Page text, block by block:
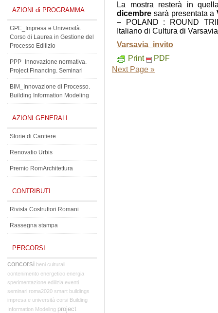
La mostra resterà in
dicembre sarà presentata a
– POLAND : ROUND
Italiano di Cultura di
Varsavia_invito
Print
PDF
Next Page »
AZIONI di PROGRAMMA
GPE_Impresa e Università.
Corso di Laurea in Gestione del
Processo Edilizio
PPP_Innovazione normativa.
Project Financing. Seminari
BIM_Innovazione di Processo.
Building Information Modeling
AZIONI GENERALI
Storie di Cantiere
Renovatio Urbis
Premio RomArchitettura
CONTRIBUTI
Rivista Costruttori Romani
Rassegna stampa
PERCORSI
concorsi beni culturali
contenimento energetico energia
sperimentazione edilizia eventi
seminari roma2020 smart buildings
impresa e università corsi Building
Information Modeling project